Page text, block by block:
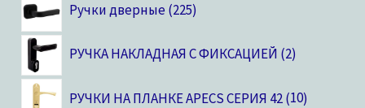
Ручки дверные 225
РУЧКА НАКЛАДНАЯ С ФИКСАЦИЕЙ 2
РУЧКИ НА ПЛАНКЕ APECS СЕРИЯ 42 10